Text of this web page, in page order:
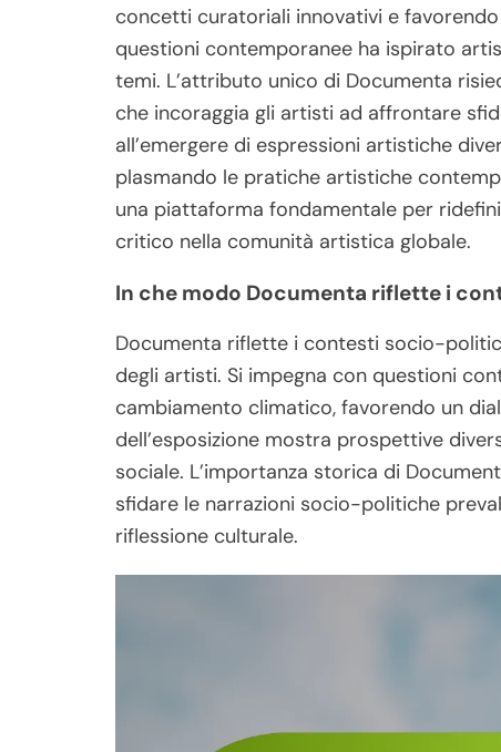
concetti curatoriali innovativi e
questioni contemporanee ha ispirato
temi. L’attributo unico di Documenta
che incoraggia gli artisti ad affrontare
all’emergere di espressioni artistiche
plasmando le pratiche artistiche
una piattaforma fondamentale per
critico nella comunità artistica globale.
In che modo Documenta riflette i
Documenta riflette i contesti socio-
degli artisti. Si impegna con questioni
cambiamento climatico, favorendo un
dell’esposizione mostra prospettive
sociale. L’importanza storica di
sfidare le narrazioni socio-politiche
riflessione culturale.